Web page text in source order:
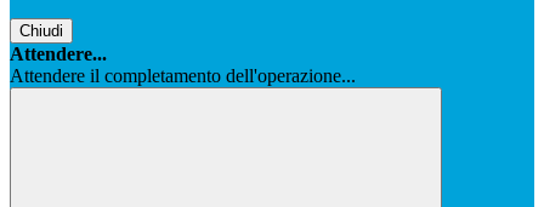
Chiudi
Attendere...
Attendere il completamento dell'operazione...